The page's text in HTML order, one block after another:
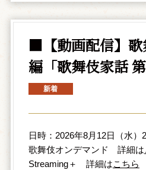
■【動画配信】歌
編「歌舞伎家話 第
日時：2026年8月12日（水）
歌舞伎オンデマンド 詳細は
Streaming＋ 詳細はこちら